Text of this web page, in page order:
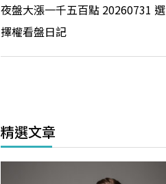
夜盤大漲一千五百點 20260731 選
擇權看盤日記
精選文章